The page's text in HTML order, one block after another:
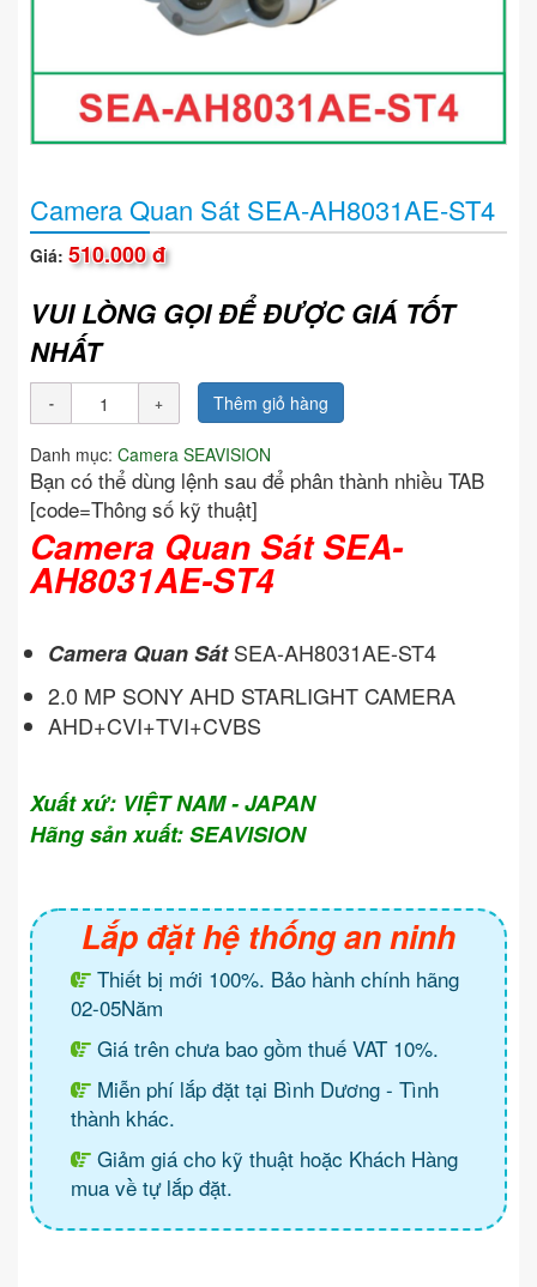
Camera Quan Sát SEA-AH8031AE-ST4
Giá: 510.000 đ
VUI LÒNG GỌI ĐỂ ĐƯỢC GIÁ TỐT
NHẤT
Thêm giỏ hàng
Danh mục: Camera SEAVISION
Bạn có thể dùng lệnh sau để phân thành nhiều TAB
[code=Thông số kỹ thuật]
Camera Quan Sát SEA-
AH8031AE-ST4
Camera Quan SátSEA-AH8031AE-ST4
2.0 MP SONY AHD STARLIGHT CAMERA
AHD+CVI+TVI+CVBS
Xuất xứ: VIỆT NAM - JAPAN
Hãng sản xuất: SEAVISION
Lắp đặt hệ thống an ninh
Thiết bị mới 100%. Bảo hành chính hãng
02-05Năm
Giá trên chưa bao gồm thuế VAT 10%.
Miễn phí lắp đặt tại Bình Dương - Tình
thành khác.
Giảm giá cho kỹ thuật hoặc Khách Hàng
mua về tự lắp đặt.